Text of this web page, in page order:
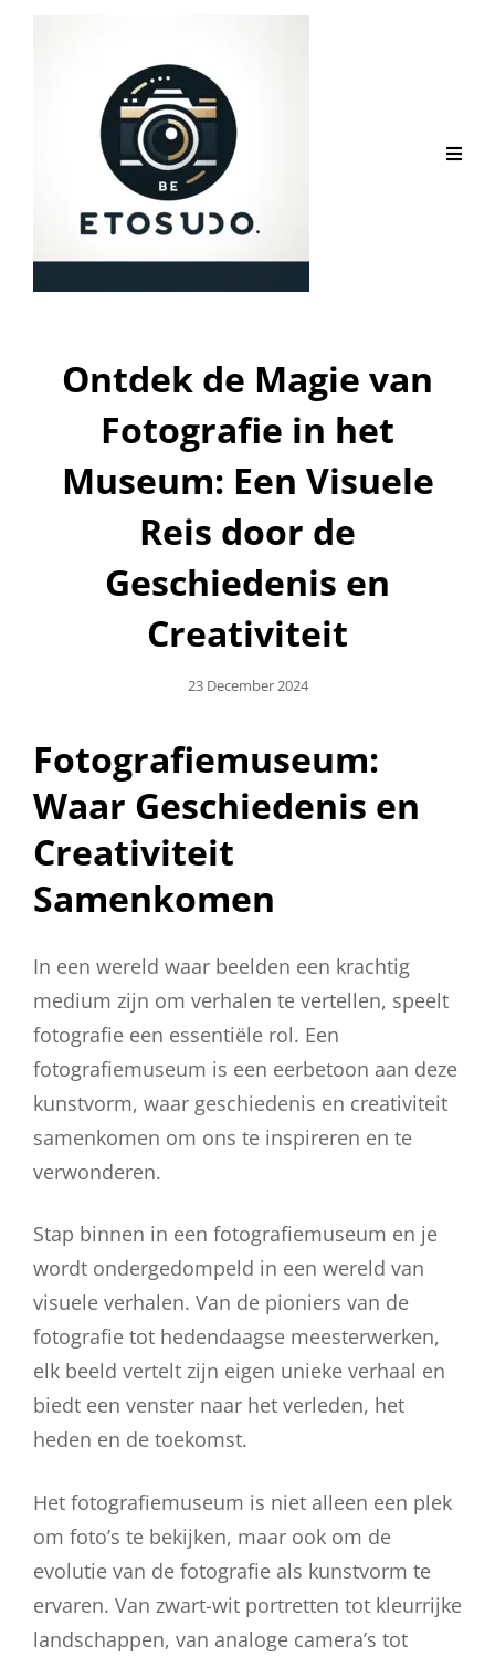
Ontdek de Magie van
Fotografie in het
Museum: Een Visuele
Reis door de
Geschiedenis en
Creativiteit
Geplaatst
23 December 2024
Fotografiemuseum:
Waar Geschiedenis en
Creativiteit
Samenkomen
In een wereld waar beelden een krachtig
medium zijn om verhalen te vertellen, speelt
fotografie een essentiële rol. Een
fotografiemuseum is een eerbetoon aan deze
kunstvorm, waar geschiedenis en creativiteit
samenkomen om ons te inspireren en te
verwonderen.
Stap binnen in een fotografiemuseum en je
wordt ondergedompeld in een wereld van
visuele verhalen. Van de pioniers van de
fotografie tot hedendaagse meesterwerken,
elk beeld vertelt zijn eigen unieke verhaal en
biedt een venster naar het verleden, het
heden en de toekomst.
Het fotografiemuseum is niet alleen een plek
om foto’s te bekijken, maar ook om de
evolutie van de fotografie als kunstvorm te
ervaren. Van zwart-wit portretten tot kleurrijke
landschappen, van analoge camera’s tot